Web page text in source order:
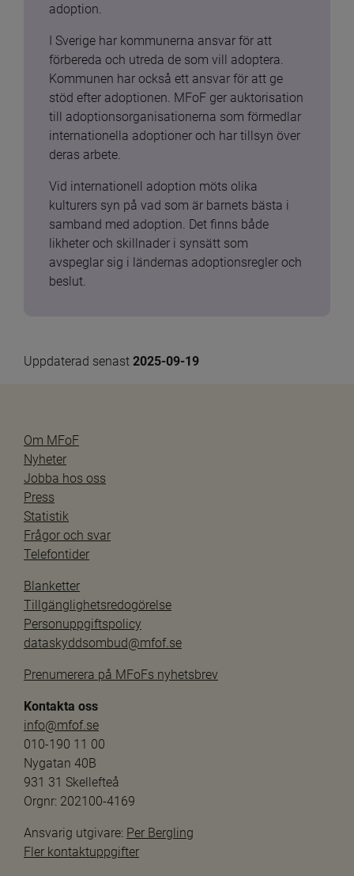
adoption.
I Sverige har kommunerna ansvar för att
förbereda och utreda de som vill adoptera.
Kommunen har också ett ansvar för att ge
stöd efter adoptionen. MFoF ger auktorisation
till adoptionsorganisationerna som förmedlar
internationella adoptioner och har tillsyn över
deras arbete.
Vid internationell adoption möts olika
kulturers syn på vad som är barnets bästa i
samband med adoption. Det finns både
likheter och skillnader i synsätt som
avspeglar sig i ländernas adoptionsregler och
beslut.
Uppdaterad senast 2025-09-19
Om MFoF
Nyheter
Jobba hos oss
Press
Statistik
Frågor och svar
Telefontider
Blanketter
Tillgänglighetsredogörelse
Personuppgiftspolicy
dataskyddsombud@mfof.se
Prenumerera på MFoFs nyhetsbrev
Kontakta oss
info@mfof.se
010-190 11 00
Nygatan 40B
931 31 Skellefteå
Orgnr: 202100-4169
Ansvarig utgivare: Per Bergling
Fler kontaktuppgifter